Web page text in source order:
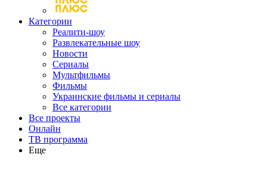
Категории
Реалити-шоу
Развлекательные шоу
Новости
Сериалы
Мультфильмы
Фильмы
Украинские фильмы и сериалы
Все категории
Все проекты
Онлайн
ТВ программа
Еще